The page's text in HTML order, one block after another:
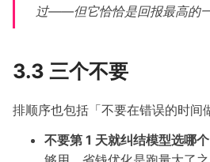
过——但它恰恰是回报最高的一
3.3 三个不要
排顺序也包括「不要在错误的时间
不要第 1 天就纠结模型选哪个